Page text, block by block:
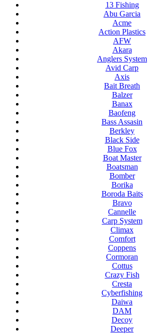
13 Fishing
Abu Garcia
Acme
Action Plastics
AFW
Akara
Anglers System
Avid Carp
Axis
Bait Breath
Balzer
Banax
Baofeng
Bass Assasin
Berkley
Black Side
Blue Fox
Boat Master
Boatsman
Bomber
Borika
Boroda Baits
Bravo
Cannelle
Carp System
Climax
Comfort
Coppens
Cormoran
Cottus
Crazy Fish
Cresta
Cyberfishing
Daiwa
DAM
Decoy
Deeper